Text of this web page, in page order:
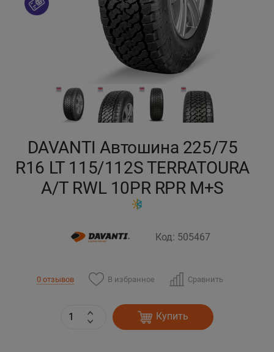
DAVANTI Автошина 225/75
R16 LT 115/112S TERRATOURA
A/T RWL 10PR RPR M+S
Код: 505467
0 отзывов В избранное Сравнить
Купить
Кызылорда
Петропавловск